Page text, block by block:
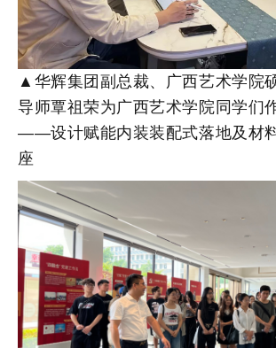
▲华辉集团副总裁、广西艺术学院
导师覃祖荣为广西艺术学院同学们
——设计赋能内装装配式落地及材
座